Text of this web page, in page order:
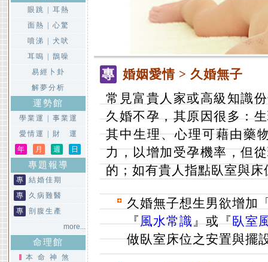
眼跳
耳熱
面熱
心驚
噴涕
犬吠
耳嗚
鵲噪
易經卜卦
解夢分析
運勢館
學業運
事業運
愛情運
財 運
年
月 週 日
專題報導
專
結婚佳期
專
久病難醫
專
剖腹生產
more...
命理館
本命神煞
專 婚姻愛情 > 久婚無子
常見富貴人家或高級知識
久婚不孕，其原因很多：
其中生理、心理可藉由藥
力，以增加受孕機率，但
的；如有貴人指點臥室與
久婚無子想生男欲增加
『風水常識』或『臥室
做臥室床位之安置與擺